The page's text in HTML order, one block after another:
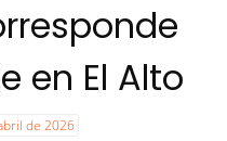
en El Alto
de 2026